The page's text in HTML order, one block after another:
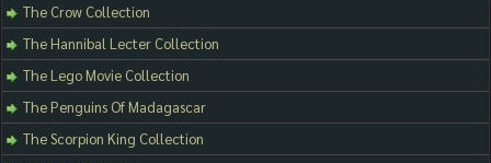
The Crow Collection
The Hannibal Lecter Collection
The Lego Movie Collection
The Penguins Of Madagascar
The Scorpion King Collection